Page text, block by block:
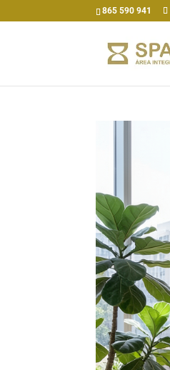
865 590 941